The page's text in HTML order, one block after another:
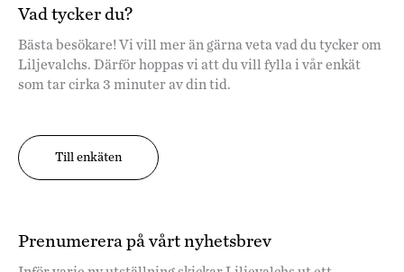
Vad tycker du?
Bästa besökare! Vi vill mer än gärna veta vad du tycker om
Liljevalchs. Därför hoppas vi att du vill fylla i vår enkät
som tar cirka 3 minuter av din tid.
Till enkäten
Prenumerera på vårt nyhetsbrev